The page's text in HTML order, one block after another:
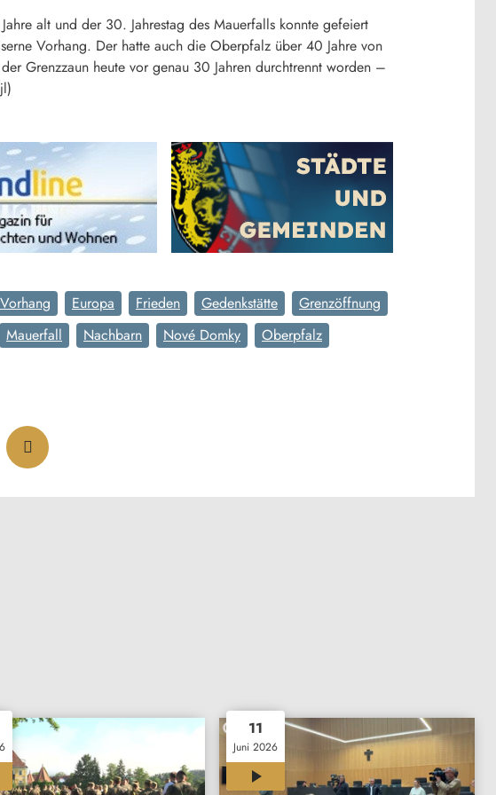
alt und der 30. Jahrestag des Mauerfalls konnte gefeiert
Vorhang. Der hatte auch die Oberpfalz über 40 Jahre von
Grenzzaun heute vor genau 30 Jahren durchtrennt worden –
Europa Frieden Gedenkstätte
Grenzöffnung
Mauerfall Nachbarn Nové Domky
Oberpfalz
11
Juni 2026